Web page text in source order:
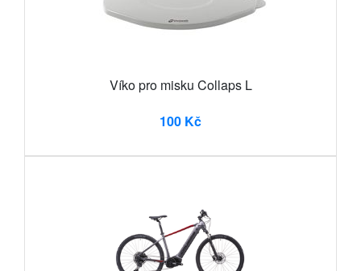
Víko pro misku Collaps L
100 Kč